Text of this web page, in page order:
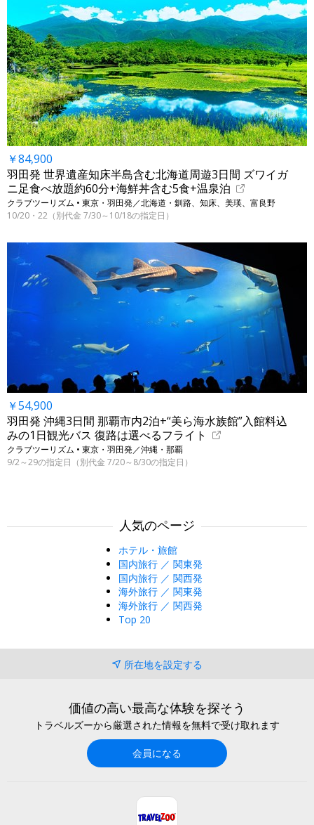
￥84,900
羽田発 世界遺産知床半島含む北海道周遊3日間 ズワイガ
ニ足食べ放題約60分+海鮮丼含む5食+温泉泊
クラブツーリズム • 東京・羽田発／北海道・釧路、知床、美瑛、富良野
10/20・22（別代金 7/30～10/18の指定日）
￥54,900
羽田発 沖縄3日間 那覇市内2泊+“美ら海水族館”入館料込
みの1日観光バス 復路は選べるフライト
クラブツーリズム • 東京・羽田発／沖縄・那覇
9/2～29の指定日（別代金 7/20～8/30の指定日）
人気のページ
ホテル・旅館
国内旅行 ／ 関東発
国内旅行 ／ 関西発
海外旅行 ／ 関東発
海外旅行 ／ 関西発
Top 20
所在地を設定する
価値の高い最高な体験を探そう
トラベルズーから厳選された情報を無料で受け取れます
会員になる